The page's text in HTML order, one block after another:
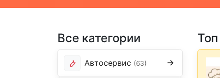
Все категории
Автосервис (63)